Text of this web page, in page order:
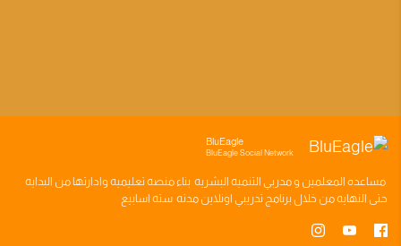
BluEagle
BluEagle Social Network
مساعده المعلمين ومدربي التنميه البشريه بناءمنصه تعليميه وادارتها من البدايه
حتى النهايه من خلال برنامج تدريبي اونلاين مدته سته اسابيع